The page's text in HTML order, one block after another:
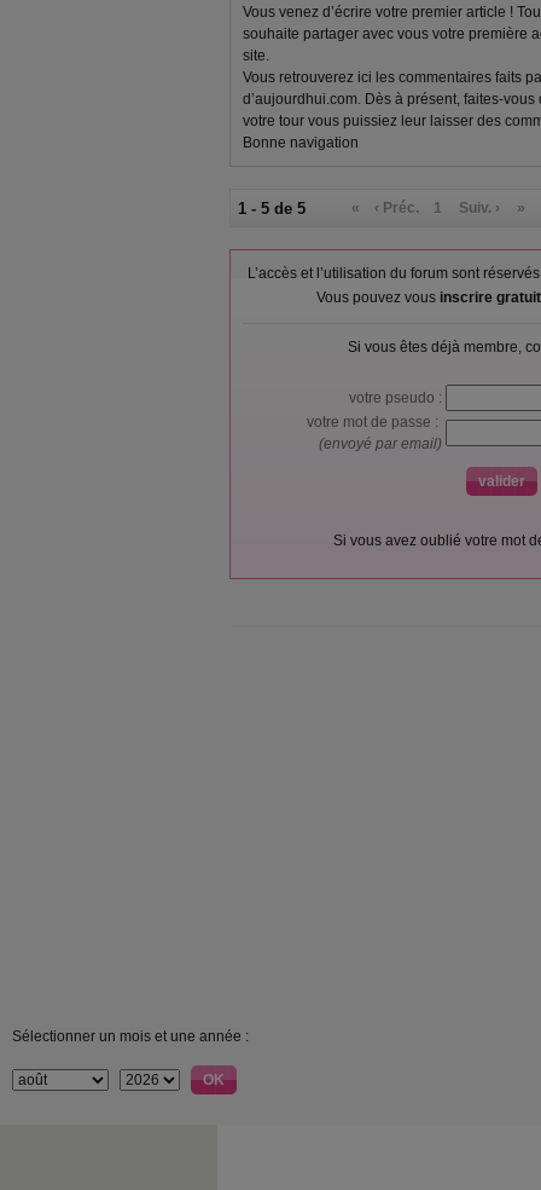
Vous venez d’écrire votre premier article !
souhaite partager avec vous votre première
site.
Vous retrouverez ici les commentaires faits
d’aujourdhui.com. Dès à présent, faites-
votre tour vous puissiez leur laisser des
Bonne navigation
1 - 5 de 5 « ‹ Préc. 1 Suiv. › »
L’accès et l’utilisation du forum sont
Vous pouvez vous inscrire
Si vous êtes déjà membre,
votre pseudo :
votre mot de passe :
(envoyé par email)
Si vous avez oublié votre mot
Sélectionner un mois et une année :